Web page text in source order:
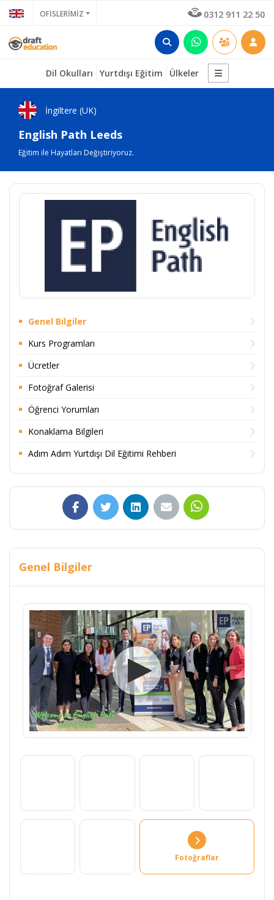
OFİSLERİMİZ 0312 911 22 50
Dil Okulları Yurtdışı Eğitim Ülkeler
İngiltere (UK)
English Path Leeds
Eğitim ile Hayatları Değiştiriyoruz.
Genel Bilgiler
Kurs Programları
Ücretler
Fotoğraf Galerisi
Öğrenci Yorumları
Konaklama Bilgileri
Adım Adım Yurtdışı Dil Eğitimi Rehberi
Genel Bilgiler
Fotoğraflar